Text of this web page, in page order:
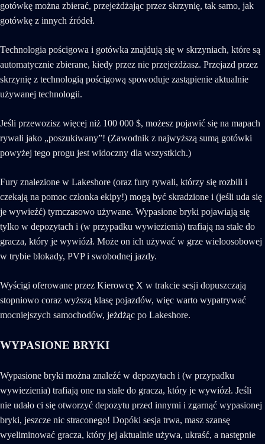
gotówkę można zbierać, przejeżdżając przez skrzynię, tak samo, jak
gotówkę z innych źródeł.
Technologia pościgowa i gotówka znajdują się w skrzyniach, które są
automatycznie zbierane, kiedy przez nie przejeżdżasz. Przejazd przez
skrzynię z technologią pościgową spowoduje zastąpienie aktualnie
używanej technologii.
Jeśli przewozisz więcej niż 100 000 $, możesz pojawić się na mapach
rywali jako „poszukiwany”! (Zawodnik z najwyższą sumą gotówki
powyżej tego progu jest widoczny dla wszystkich.)
Fury znalezione w Lakeshore (oraz fury rywali, którzy się rozbili i
czekają na pomoc członka ekipy!) mogą być skradzione i (jeśli uda się
je wywieźć) tymczasowo używane. Wypasione bryki pojawiają się
tylko w depozytach i (w przypadku wywiezienia) trafiają na stałe do
gracza, który je wywiózł. Może on ich używać w grze wieloosobowej
w trybie blokady, PVP i swobodnej jazdy.
Wyścigi oferowane przez Kierowcę X w trakcie sesji dopuszczają
stopniowo coraz wyższą klasę pojazdów, więc warto wypatrywać
mocniejszych samochodów, jeżdżąc po Lakeshore.
WYPASIONE BRYKI
Wypasione bryki można znaleźć w depozytach i (w przypadku
wywiezienia) trafiają one na stałe do gracza, który je wywiózł. Jeśli
nie udało ci się otworzyć depozytu przed innymi i zgarnąć wypasionej
bryki, jeszcze nic straconego! Dopóki sesja trwa, masz szansę
wyeliminować gracza, który jej aktualnie używa, ukraść, a następnie